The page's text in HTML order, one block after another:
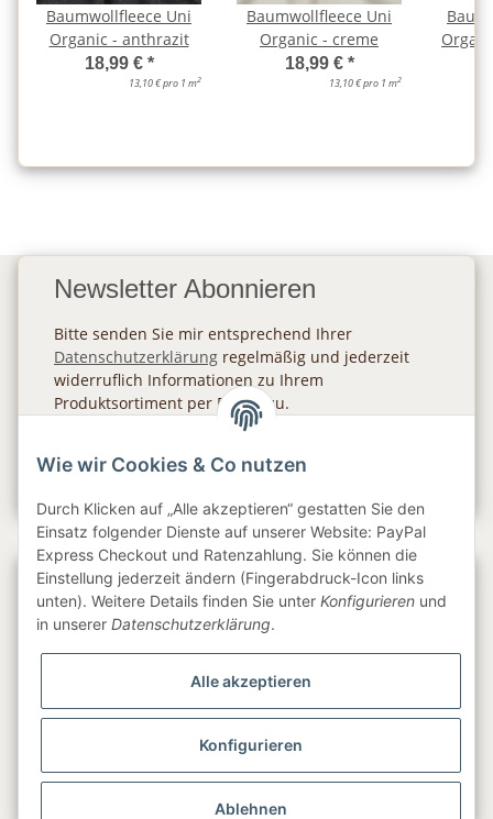
Baumwollfleece Uni
Organic - anthrazit
18,99 € *
13,10 € pro 1 m2
Baumwollfleece Uni
Organic - creme
18,99 € *
13,10 € pro 1 m2
Newsletter Abonnieren
Bitte senden Sie mir entsprechend Ihrer
Datenschutzerklärung regelmäßig und jederzeit
widerruflich Informationen zu Ihrem
Produktsortiment per E-Mail zu.
Gesetzliche Informationen
Wie wir Cookies & Co nutzen
Durch Klicken auf „Alle akzeptieren“ gestatten Sie den
Einsatz folgender Dienste auf unserer Website: PayPal
Express Checkout und Ratenzahlung. Sie können die
Einstellung jederzeit ändern (Fingerabdruck-Icon links
unten). Weitere Details finden Sie unter Konfigurieren und
in unserer Datenschutzerklärung.
Alle akzeptieren
Konfigurieren
Ablehnen